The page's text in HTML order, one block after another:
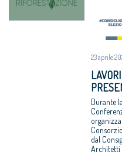
Equo
compenso, il
Corte Europea
dei Diritti
dell’Uomo
Professioni:
architetti,
internazionaliz
zazione e
innovazione
23 aprile
“DOPO
Durante la
dal
Architetti